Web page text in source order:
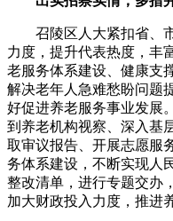
召陵区人大紧扣省、市
力度，提升代表热度，丰
老服务体系建设、健康支
解决老年人急难愁盼问题
好促进养老服务事业发展
到养老机构视察、深入基
取审议报告、开展志愿服
务体系建设，不断实现人
整改清单，进行专题交办
加大财政投入力度，推进